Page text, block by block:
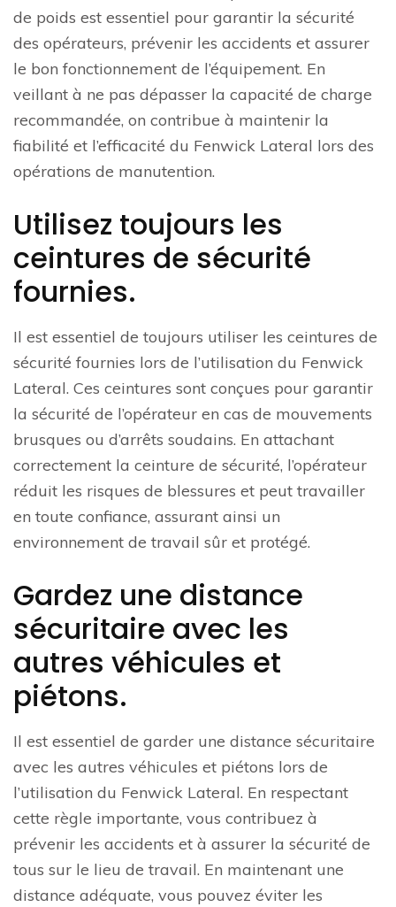
de poids est essentiel pour garantir la sécurité
des opérateurs, prévenir les accidents et assurer
le bon fonctionnement de l’équipement. En
veillant à ne pas dépasser la capacité de charge
recommandée, on contribue à maintenir la
fiabilité et l’efficacité du Fenwick Lateral lors des
opérations de manutention.
Utilisez toujours les
ceintures de sécurité
fournies.
Il est essentiel de toujours utiliser les ceintures de
sécurité fournies lors de l’utilisation du Fenwick
Lateral. Ces ceintures sont conçues pour garantir
la sécurité de l’opérateur en cas de mouvements
brusques ou d’arrêts soudains. En attachant
correctement la ceinture de sécurité, l’opérateur
réduit les risques de blessures et peut travailler
en toute confiance, assurant ainsi un
environnement de travail sûr et protégé.
Gardez une distance
sécuritaire avec les
autres véhicules et
piétons.
Il est essentiel de garder une distance sécuritaire
avec les autres véhicules et piétons lors de
l’utilisation du Fenwick Lateral. En respectant
cette règle importante, vous contribuez à
prévenir les accidents et à assurer la sécurité de
tous sur le lieu de travail. En maintenant une
distance adéquate, vous pouvez éviter les